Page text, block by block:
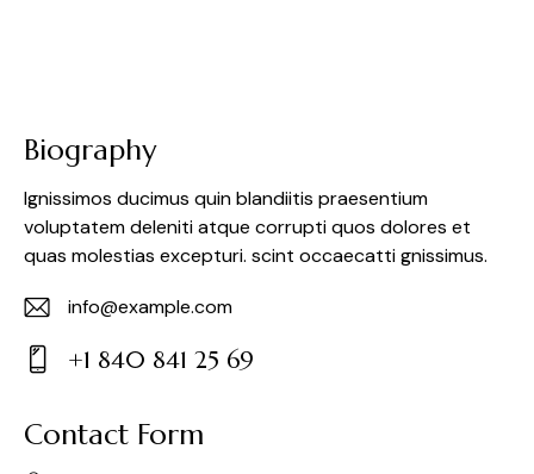
Biography
Ignissimos ducimus quin blandiitis praesentium
voluptatem deleniti atque corrupti quos dolores et
quas molestias excepturi. scint occaecatti gnissimus.
E-
m
info@example.com
on
e:
+1 840 841 25 69
Contact Form